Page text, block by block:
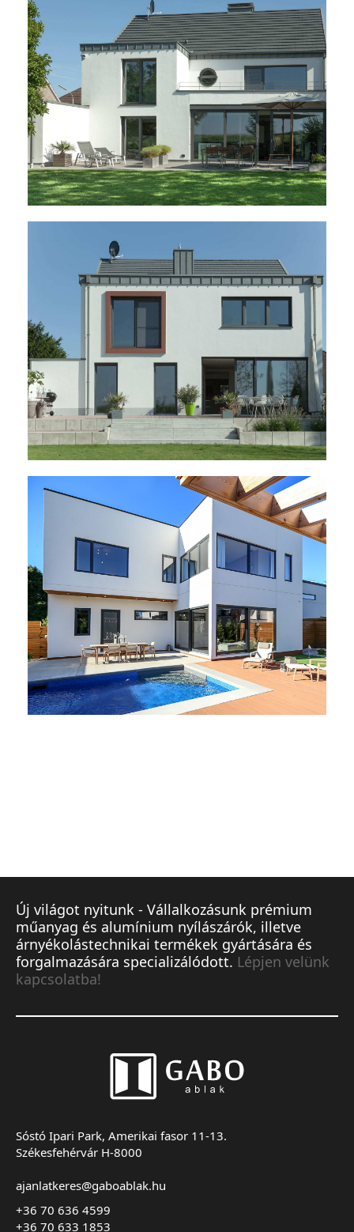
Új világot nyitunk - Vállalkozásunk prémium
műanyag és alumínium nyílászárók, illetve
árnyékolástechnikai termékek gyártására és
forgalmazására specializálódott. Lépjen velünk
kapcsolatba!
Sóstó Ipari Park, Amerikai fasor 11-13.
Székesfehérvár H-8000
ajanlatkeres@gaboablak.hu
+36 70 636 4599
+36 70 633 1853